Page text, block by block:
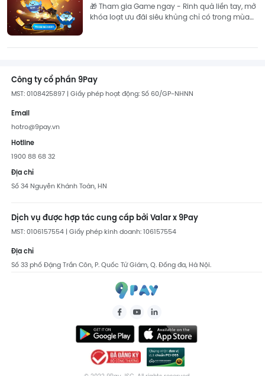
🎁 Tham gia Game ngay - Rinh quà liền tay, mở
khóa loạt ưu đãi siêu khủng chỉ có trong mùa
Công ty cổ phần 9Pay
MST: 0108425897 | Giấy phép hoạt động: Số 60/GP-NHNN
Email
hotro@9pay.vn
Hotline
1900 88 68 32
Địa chỉ
Số 34 Nguyễn Khánh Toàn, HN
Dịch vụ được hợp tác cung cấp bởi Valar x 9Pay
MST: 0106157554 | Giấy phép kinh doanh: 106157554
Địa chỉ
Số 33 phố Đặng Trần Côn, P. Quốc Tử Giám, Q. Đống đa, Hà Nội.